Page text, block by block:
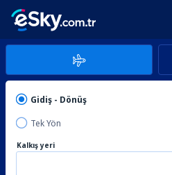
Gidiş - Dönüş
Tek Yön
Kalkış yeri